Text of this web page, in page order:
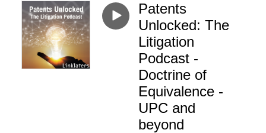
Disclaimer: Diese Podcasts sind keine Rechtsberatung. Sie verfolgen
ausschließlich das Ziel, bestimmte Themen zu beleuchten und erheben
keinen Anspruch auf Vollständigkeit. Die in den Podcasts geäußerten
persönlichen Ansichten sind nicht die Ansichten von Linklaters LLP
Patents
Unlocked: The
Litigation
Podcast -
Doctrine of
Equivalence -
UPC and
beyond